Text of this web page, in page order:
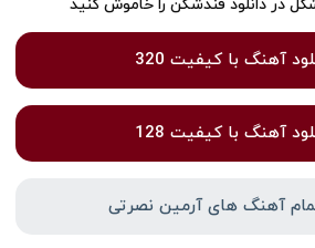
در دانلود قندشکن را خاموش کنید
آهنگ با کیفیت 320
آهنگ با کیفیت 128
آهنگ های آرمین نصرتی